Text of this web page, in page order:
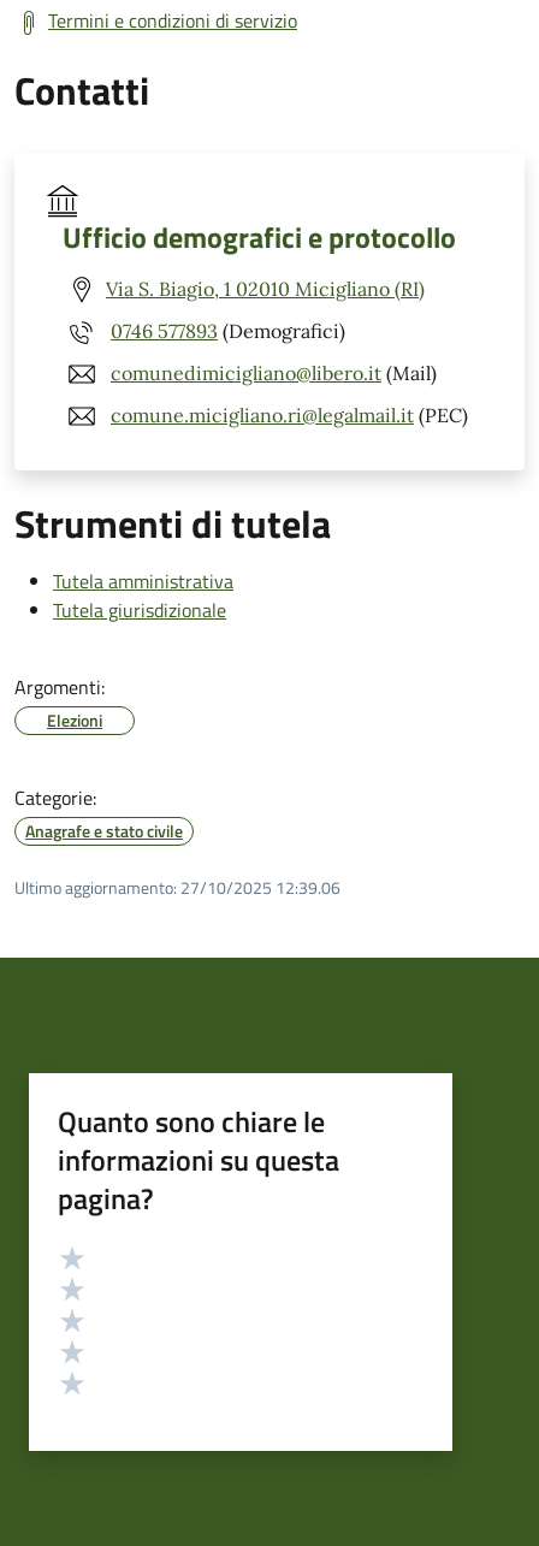
Termini e condizioni di servizio
Contatti
Ufficio demografici e protocollo
Via S. Biagio, 1 02010 Micigliano (RI)
0746 577893 (Demografici)
comunedimicigliano@libero.it (Mail)
comune.micigliano.ri@legalmail.it (PEC)
Strumenti di tutela
Tutela amministrativa
Tutela giurisdizionale
Argomenti:
Elezioni
Categorie:
Anagrafe e stato civile
Ultimo aggiornamento: 27/10/2025 12:39.06
Quanto sono chiare le
informazioni su questa
pagina?
Valutazione